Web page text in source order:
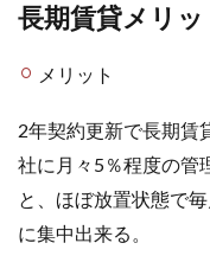
長期賃貸メリ
メリット
2年契約更新で長期賃
社に月々5％程度の管
と、ほぼ放置状態で
に集中出来る。